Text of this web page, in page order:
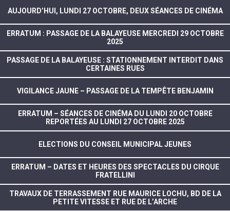
AUJOURD’HUI, LUNDI 27 OCTOBRE, DEUX SÉANCES DE CINÉMA
ERRATUM : PASSAGE DE LA BALAYEUSE MERCREDI 29 OCTOBRE
2025
PASSAGE DE LA BALAYEUSE : STATIONNEMENT INTERDIT DANS
CERTAINES RUES
VIGILANCE JAUNE – PASSAGE DE LA TEMPÊTE BENJAMIN
ERRATUM – SÉANCES DE CINÉMA DU LUNDI 20 OCTOBRE
REPORTÉES AU LUNDI 27 OCTOBRE 2025
ELECTIONS DU CONSEIL MUNICIPAL JEUNES
ERRATUM – DATES ET HEURES DES SPECTACLES DU CIRQUE
FRATELLINI
TRAVAUX DE TERRASSEMENT RUE MAURICE LOCHU, BD DE LA
PETITE VITESSE ET RUE DE L’ARCHE